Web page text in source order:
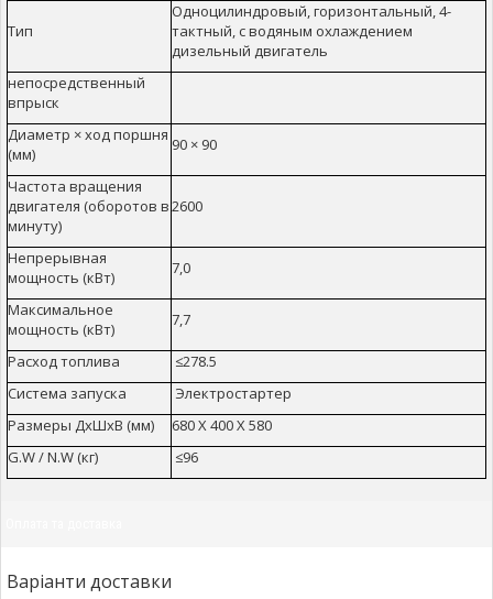
Тип
Одноцилиндровый, горизонтальный, 4-
тактный, с водяным охлаждением
дизельный двигатель
непосредственный
впрыск
Диаметр × ход поршня
(мм)
90 × 90
Частота вращения
двигателя (оборотов в
минуту)
2600
Непрерывная
мощность (кВт)
7,0
Максимальное
мощность (кВт)
7,7
Расход топлива
≤278.5
Система запуска
Электростартер
Размеры ДхШхВ (мм)
680 X 400 X 580
G.W / N.W (кг)
≤96
Варіанти доставки